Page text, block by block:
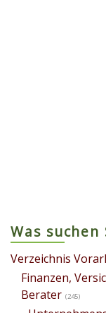
Was suchen
Verzeichnis
Finanzen,
Berater (245)